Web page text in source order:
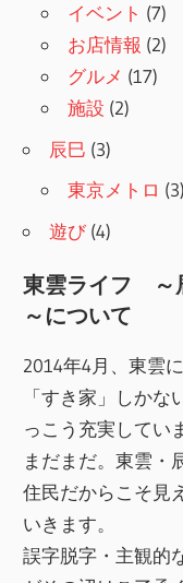
イベント (7)
お店情報 (2)
グルメ (17)
施設 (2)
辰巳 (3)
東京メトロ (3)
遊び (4)
東雲ライフ ～
～について
2014年4月、東雲
「すき家」しか
っこう充実してい
まだまだ。東雲・
住民だからこそ見
いきます。
誤字脱字・主観的